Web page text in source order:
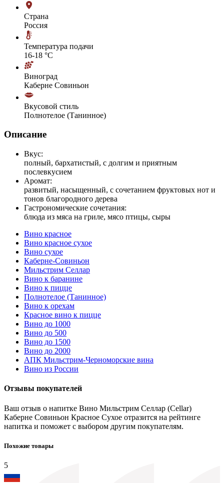
Страна
Россия
Температура подачи
16-18 °С
Виноград
Каберне Совиньон
Вкусовой стиль
Полнотелое (Танинное)
Описание
Вкус:
полный, бархатистый, с долгим и приятным
послевкусием
Аромат:
развитый, насыщенный, с сочетанием фруктовых нот и
тонов благородного дерева
Гастрономические сочетания:
блюда из мяса на гриле, мясо птицы, сыры
Вино красное
Вино красное сухое
Вино сухое
Каберне-Совиньон
Мильстрим Селлар
Вино к баранине
Вино к пицце
Полнотелое (Танинное)
Вино к орехам
Красное вино к пицце
Вино до 1000
Вино до 500
Вино до 1500
Вино до 2000
АПК Мильстрим-Черноморские вина
Вино из России
Отзывы покупателей
Ваш отзыв о напитке Вино Мильстрим Селлар (Cellar)
Каберне Совиньон Красное Сухое отразится на рейтинге
напитка и поможет с выбором другим покупателям.
Похожие товары
5